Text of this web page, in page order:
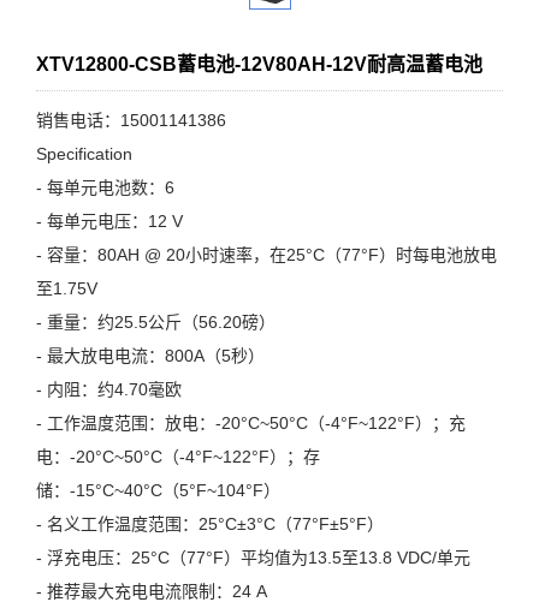
XTV12800-CSB蓄电池-12V80AH-12V耐高温蓄电池
销售电话：15001141386
Specification
- 每单元电池数：6
- 每单元电压：12 V
- 容量：80AH @ 20小时速率，在25°C（77°F）时每电池放电
至1.75V
- 重量：约25.5公斤（56.20磅）
- 最大放电电流：800A（5秒）
- 内阻：约4.70毫欧
- 工作温度范围：放电：-20°C~50°C（-4°F~122°F）；充
电：-20°C~50°C（-4°F~122°F）；存
储：-15°C~40°C（5°F~104°F）
- 名义工作温度范围：25°C±3°C（77°F±5°F）
- 浮充电压：25°C（77°F）平均值为13.5至13.8 VDC/单元
- 推荐最大充电电流限制：24 A